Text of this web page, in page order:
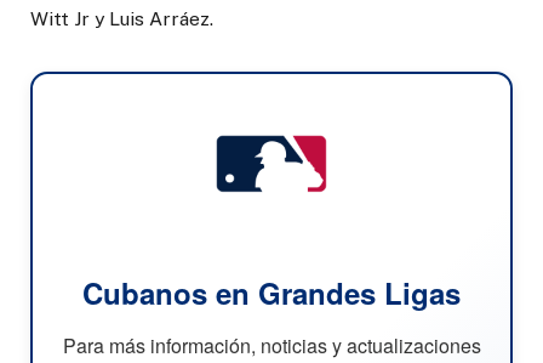
Witt Jr y Luis Arráez.
Cubanos en Grandes Ligas
Para más información, noticias y actualizaciones